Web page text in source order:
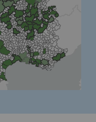
des territoires
dans les
Homme